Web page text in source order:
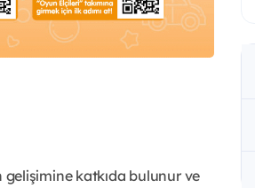
katkıda bulunur ve